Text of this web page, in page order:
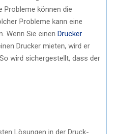
Probleme können die
Probleme kann eine
Wenn Sie einen Drucker
Drucker mieten, wird er
wird sichergestellt, dass der
Lösungen in der Druck-